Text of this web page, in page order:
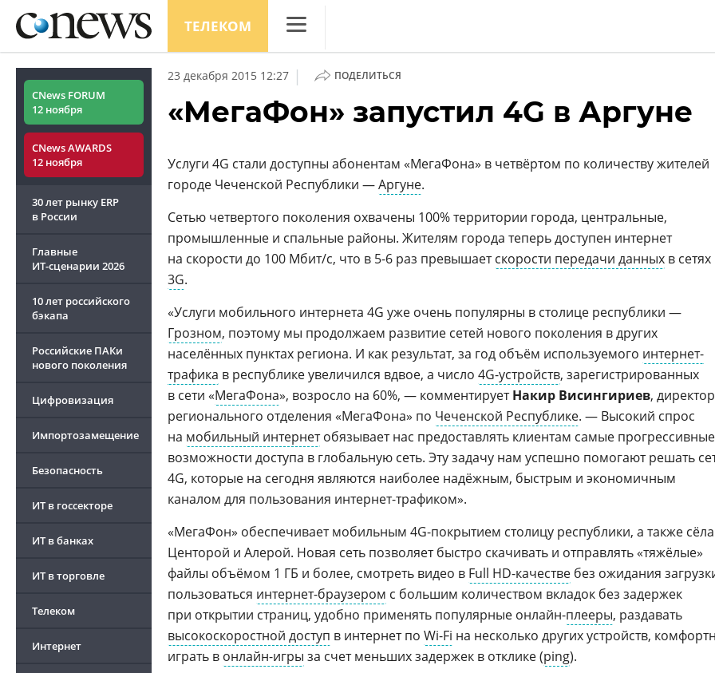
ТЕЛЕКОМ
Аналитика
Конференции
Техника
ТВ
CNews FORUM
12 ноября
CNews AWARDS
12 ноября
30 лет рынку ERP
в России
Главные
ИТ-сценарии 2026
10 лет российского
бэкапа
Российские ПАКи
нового поколения
Цифровизация
Импортозамещение
Безопасность
ИТ в госсекторе
ИТ в банках
ИТ в торговле
Телеком
Интернет
23 декабря 2015 12:27 | ПОДЕЛИТЬСЯ
«МегаФон» запустил 4G в Аргуне
Услуги 4G стали доступны абонентам «МегаФона» в четвёртом по количеству жителей
городе Чеченской Республики —Аргуне.
Сетью четвертого поколения охвачены 100% территории города, центральные,
промышленные и спальные районы. Жителям города теперь доступен интернет
на скорости до 100 Мбит/с, что в 5-6 раз превышаетскорости передачи данных в сетях
3G.
«Услуги мобильного интернета 4G уже очень популярны в столице республики —
Грозном, поэтому мы продолжаем развитие сетей нового поколения в других
населённых пунктах региона. И как результат, за год объём используемого интернет-
трафика в республике увеличился вдвое, а число 4G-устройств, зарегистрированных
в сети «МегаФона», возросло на 60%, — комментируетНакир Висингириев, директор
регионального отделения «МегаФона» по Чеченской Республике. — Высокий спрос
на мобильный интернетобязывает нас предоставлять клиентам самые прогрессивные
возможности доступа в глобальную сеть. Эту задачу нам успешно помогают решать
4G, которые на сегодня являются наиболее надёжным, быстрым и экономичным
каналом для пользования интернет-трафиком».
«МегаФон» обеспечивает мобильным 4G-покрытием столицу республики, а также сёла
Центорой и Алерой. Новая сеть позволяет быстро скачивать и отправлять «тяжёлые»
файлы объёмом 1 ГБ и более, смотреть видео в Full HD-качестве без ожидания
пользоваться интернет-браузером с большим количеством вкладок без задержек
при открытии страниц, удобно применять популярные онлайн-плееры, раздавать
высокоскоростной доступ в интернет по Wi-Fi на несколько других устройств,
играть в онлайн-игры за счет меньших задержек в отклике (ping).